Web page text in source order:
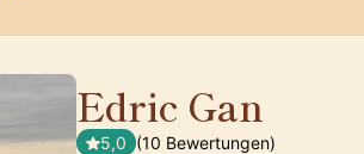
Edric Gan
5,0 (10 Bewertungen)